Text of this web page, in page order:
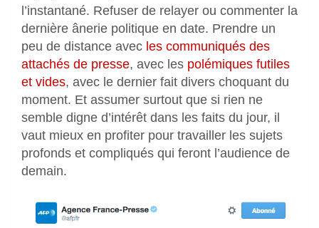
l’instantané. Refuser de relayer ou commenter la
dernière ânerie politique en date. Prendre un
peu de distance avec les communiqués des
attachés de presse, avec les polémiques futiles
et vides, avec le dernier fait divers choquant du
moment. Et assumer surtout que si rien ne
semble digne d’intérêt dans les faits du jour, il
vaut mieux en profiter pour travailler les sujets
profonds et compliqués qui feront l’audience de
demain.